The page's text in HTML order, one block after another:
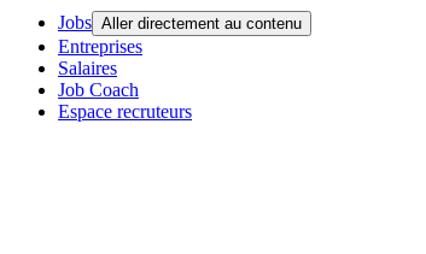
Jobs Aller directement au contenu
Entreprises
Salaires
Job Coach
Espace recruteurs